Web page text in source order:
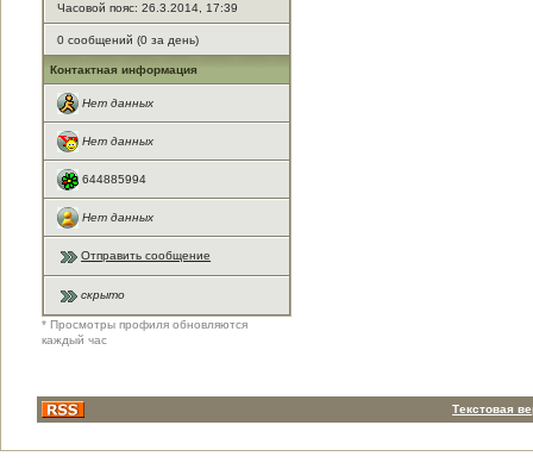
Часовой пояс: 26.3.2014, 17:39
0 сообщений (0 за день)
Контактная информация
Нет данных
Нет данных
644885994
Нет данных
Отправить сообщение
скрыто
* Просмотры профиля обновляются
каждый час
Текстовая